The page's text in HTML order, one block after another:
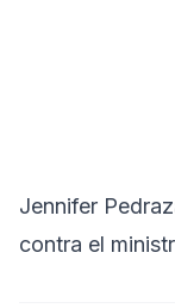
Jennifer
contra el